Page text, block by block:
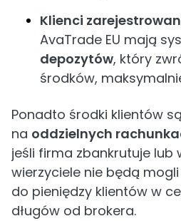
Klienci
AvaTrade EU mają
depozytów, który
środków,
Ponadto środki klientów
na oddzielnych
jeśli firma zbankrutuje lub
wierzyciele nie będą
do pieniędzy klientów w
długów od brokera.